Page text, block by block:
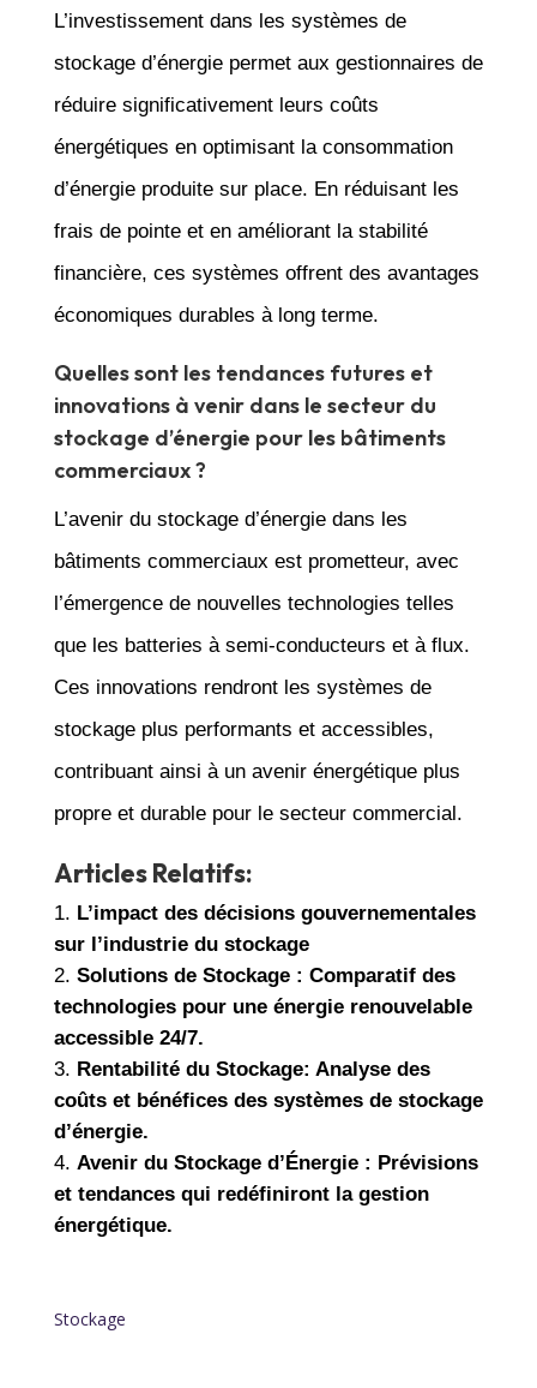
L’investissement dans les systèmes de
stockage d’énergie permet aux gestionnaires de
réduire significativement leurs coûts
énergétiques en optimisant la consommation
d’énergie produite sur place. En réduisant les
frais de pointe et en améliorant la stabilité
financière, ces systèmes offrent des avantages
économiques durables à long terme.
Quelles sont les tendances futures et
innovations à venir dans le secteur du
stockage d’énergie pour les bâtiments
commerciaux ?
L’avenir du stockage d’énergie dans les
bâtiments commerciaux est prometteur, avec
l’émergence de nouvelles technologies telles
que les batteries à semi-conducteurs et à flux.
Ces innovations rendront les systèmes de
stockage plus performants et accessibles,
contribuant ainsi à un avenir énergétique plus
propre et durable pour le secteur commercial.
Articles Relatifs:
L’impact des décisions gouvernementales
sur l’industrie du stockage
Solutions de Stockage : Comparatif des
technologies pour une énergie renouvelable
accessible 24/7.
Rentabilité du Stockage: Analyse des
coûts et bénéfices des systèmes de stockage
d’énergie.
Avenir du Stockage d’Énergie : Prévisions
et tendances qui redéfiniront la gestion
énergétique.
Stockage